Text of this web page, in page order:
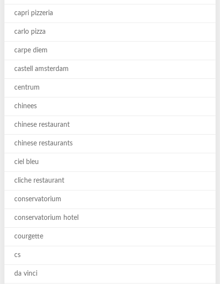
capri pizzeria
carlo pizza
carpe diem
castell amsterdam
centrum
chinees
chinese restaurant
chinese restaurants
ciel bleu
cliche restaurant
conservatorium
conservatorium hotel
courgette
cs
da vinci